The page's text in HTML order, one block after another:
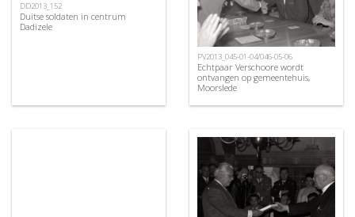
DD2013_152
Duitse soldaten in centrum
Dadizele
PV2013_045-01-04/046-05-06
Echtpaar Verschoore wordt
ontvangen op gemeentehuis,
Moorslede